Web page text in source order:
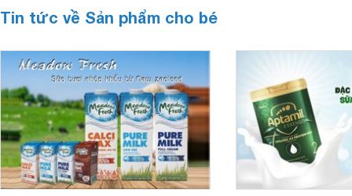
Tin tức về Sản phẩm cho bé